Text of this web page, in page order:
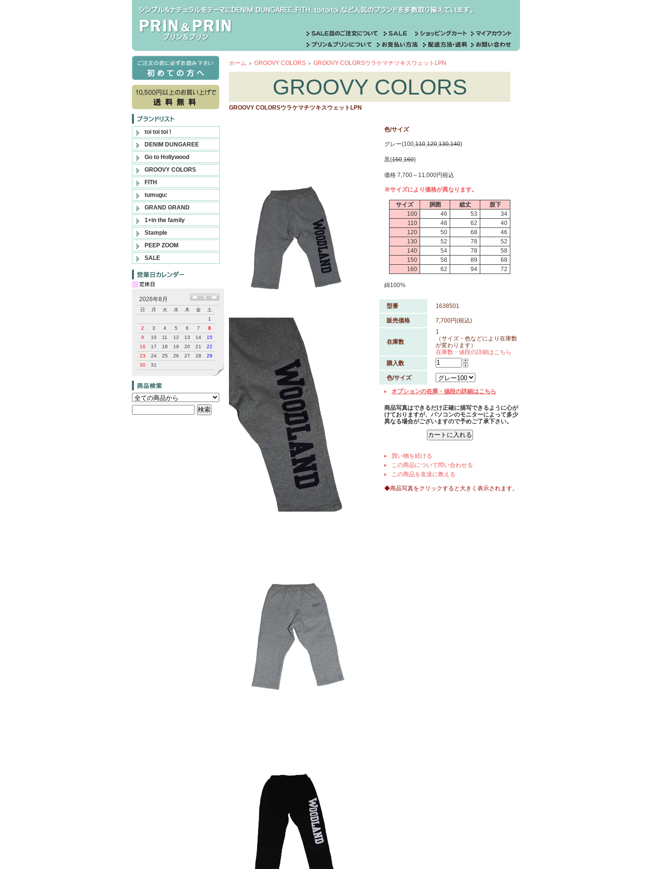
toi toi toi !
DENIM DUNGAREE
Go to Hollywood
GROOVY COLORS
FITH
tumugu:
GRAND GRAND
1+in the family
Stample
PEEP ZOOM
SALE
2026年8月
日 月 火 水 木 金
土
1
2
3 4 5 6 7
8
9
10 11 12 13 14
15
16
17 18 19 20 21
22
23
24 25 26 27 28
29
30
31
ホーム ＞ GROOVY COLORS ＞ GROOVY COLORSウラケマチツキスウェットLPN
GROOVY COLORS
GROOVY COLORSウラケマチツキスウェットLPN
色/サイズ
グレー(100,110,120,130,140)
黒(150,160)
価格 7,700～11,000円税込
※サイズにより価格が異なります。
サイズ 胴囲 総丈
股下
100
46 53
34
110
48 62
40
120
50 68
46
130
52 78
52
140
54 78
58
150
58 89
68
160
62 94 72
綿100%
型番 1638501
販売価格 7,700円(税込)
在庫数
1
（サイズ・色などにより在庫数
が変わります）
在庫数・値段の詳細はこちら
購入数
色/サイズ
オプションの在庫・値段の詳細はこちら
商品写真はできるだけ正確に描写できるように心が
けておりますが、パソコンのモニターによって多少
異なる場合がございますので予めご了承下さい。
買い物を続ける
この商品について問い合わせる
この商品を友達に教える
◆商品写真をクリックすると大きく表示されます。